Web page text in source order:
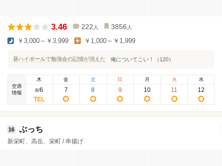
3.46 222 人 3856 人
￥3,000～￥3,999 ￥1,000～￥1,999
昼ハイボールで勉強会の記憶が消えた 俺についてこい！（120）
空席
情報
木
8/6
金
7
土
8
日
9
月
10
火
11
水
12
16 ぶっち
新栄町、高岳、栄町 / 串揚げ